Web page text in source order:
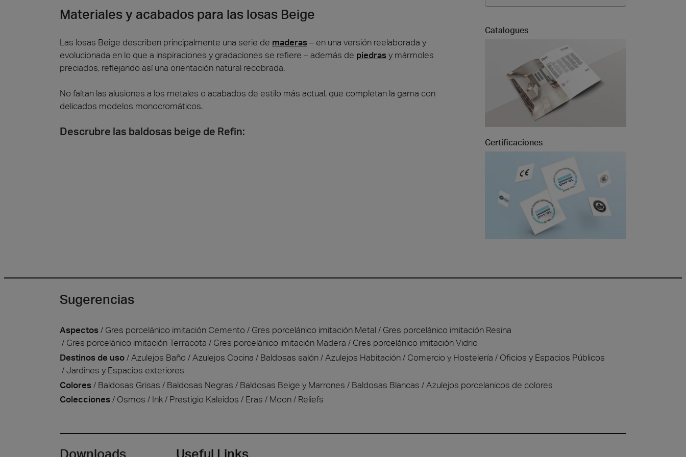
Materiales y acabados para las losas Beige
Las losas Beige describen principalmente una serie de maderas– en una versión reelaborada y
evolucionada en lo que a inspiraciones y gradaciones se refiere – además de piedrasy mármoles
preciados, reflejando así una orientación natural recobrada.
No faltan las alusiones a los metales o acabados de estilo más actual, que completan la gama con
delicados modelos monocromáticos.
Descrubre las baldosas beige de Refin:
Catalogues
Certificaciones
Sugerencias
Aspectos Gres porcelánico imitación Cemento Gres porcelánico imitación Metal
Gres porcelánico imitación Resina
Gres porcelánico imitación Terracota
Gres porcelánico imitación Madera
Gres porcelánico imitación Vidrio
Destinos de uso
Azulejos Baño Azulejos Cocina Baldosas salón Azulejos Habitación Comercio y Hostelería
Oficios y Espacios Públicos
Jardines y Espacios exteriores
Colores
Baldosas Grisas Baldosas Negras Baldosas Beige y Marrones Baldosas Blancas
Azulejos porcelanicos de colores
Colecciones
Osmos Ink Prestigio Kaleidos Eras Moon Reliefs
Downloads Useful Links